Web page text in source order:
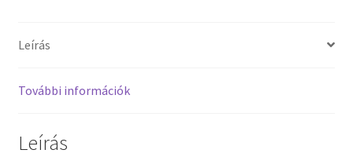
Leírás
További információk
Leírás